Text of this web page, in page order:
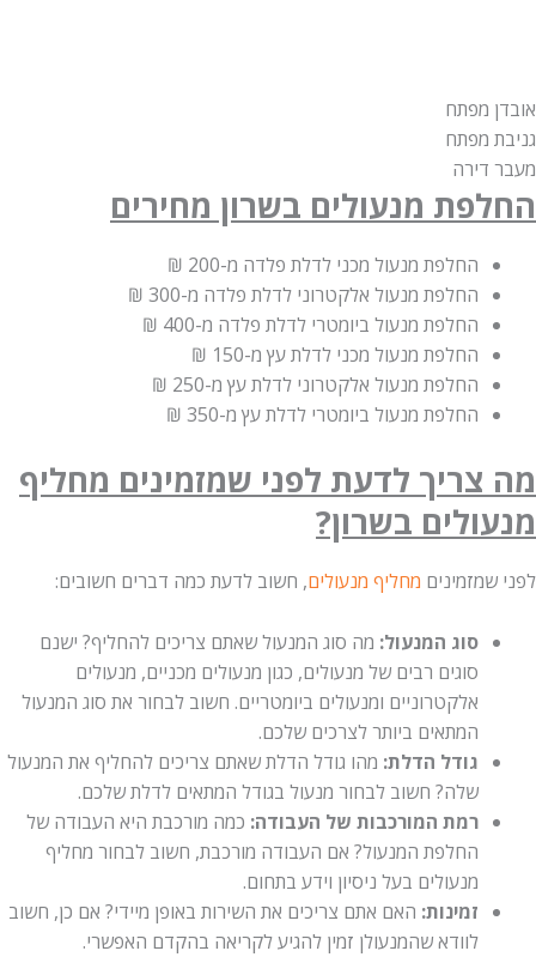
אובדן מפתח
גניבת מפתח
מעבר דירה
החלפת מנעולים בשרון מחירים
החלפת מנעול מכני לדלת פלדה מ-200 ₪
החלפת מנעול אלקטרוני לדלת פלדה מ-300 ₪
החלפת מנעול ביומטרי לדלת פלדה מ-400 ₪
החלפת מנעול מכני לדלת עץמ-150 ₪
החלפת מנעול אלקטרוני לדלת עץמ-250 ₪
החלפת מנעול ביומטרי לדלת עץמ-350 ₪
מה צריך לדעת לפני שמזמינים מחליף
מנעולים בשרון?
לפני שמזמינים מחליף מנעולים, חשוב לדעת כמה דברים חשובים:
סוג המנעול: מה סוג המנעול שאתם צריכים להחליף? ישנם
סוגים רבים של מנעולים, כגון מנעולים מכניים, מנעולים
אלקטרוניים ומנעולים ביומטריים. חשוב לבחור את סוג המנעול
המתאים ביותר לצרכים שלכם.
גודל הדלת: מהו גודל הדלת שאתם צריכים להחליף את המנעול
שלה? חשוב לבחור מנעול בגודל המתאים לדלת שלכם.
רמת המורכבות של העבודה: כמה מורכבת היא העבודה של
החלפת המנעול? אם העבודה מורכבת, חשוב לבחור מחליף
מנעולים בעל ניסיון וידע בתחום.
זמינות: האם אתם צריכים את השירות באופן מיידי? אם כן, חשוב
לוודא שהמנעולן זמין להגיע לקריאה בהקדם האפשרי.